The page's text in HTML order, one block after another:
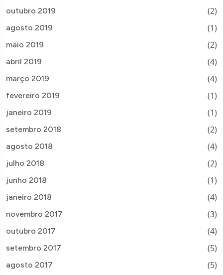
outubro 2019 (2)
agosto 2019 (1)
maio 2019 (2)
abril 2019 (4)
março 2019 (4)
fevereiro 2019 (1)
janeiro 2019 (1)
setembro 2018 (2)
agosto 2018 (4)
julho 2018 (2)
junho 2018 (1)
janeiro 2018 (4)
novembro 2017 (3)
outubro 2017 (4)
setembro 2017 (5)
agosto 2017 (5)